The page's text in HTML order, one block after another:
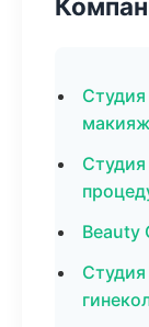
макияж
Beauty